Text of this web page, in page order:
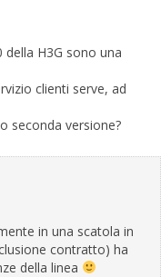
della H3G sono una
clienti serve, ad
seconda versione?
in una scatola in
contratto) ha
della linea